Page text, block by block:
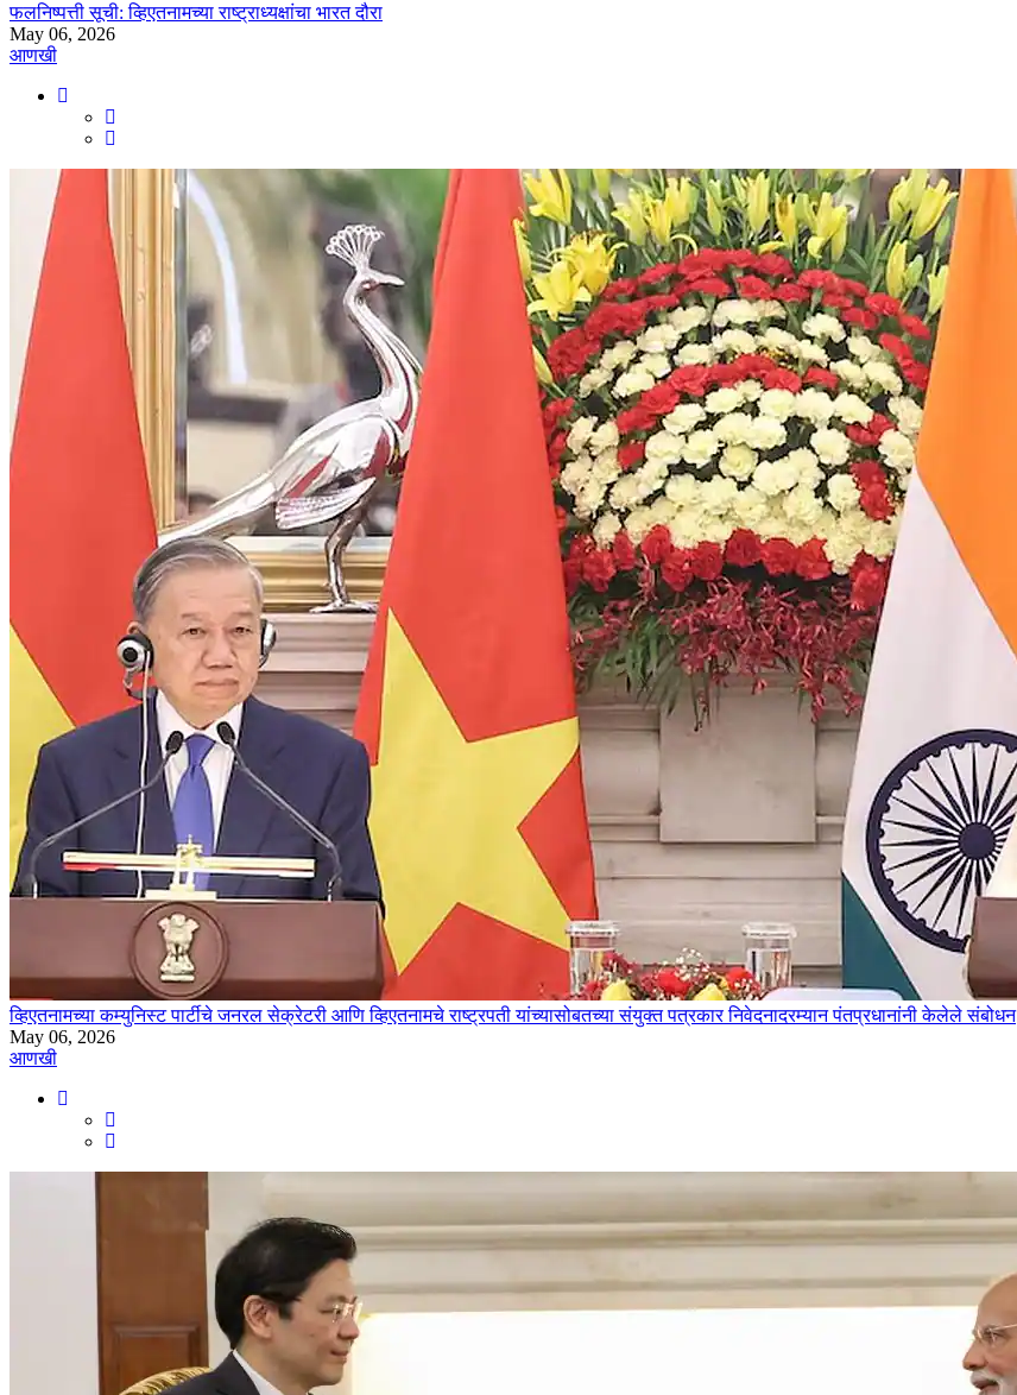
फलनिष्पत्ती सूची: व्हिएतनामच्या राष्ट्राध्यक्षांचा भारत दौरा
May 06, 2026
आणखी
व्हिएतनामच्या कम्युनिस्ट पार्टीचे जनरल सेक्रेटरी आणि व्हिएतनामचे राष्ट्रपती यांच्यासोबतच्या संयुक्त पत्रकार निवेदनादरम्यान पंतप्रधानांनी केलेले संबोधन
May 06, 2026
आणखी